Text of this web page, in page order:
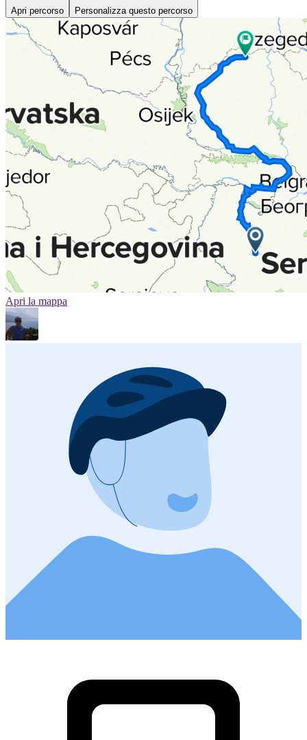
Apri percorso Personalizza questo percorso
Apri la mappa